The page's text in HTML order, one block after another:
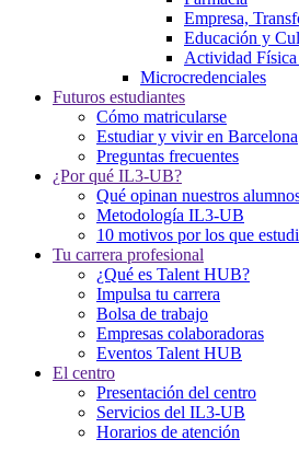
Empresa,
Educación y
Actividad
Microcredenciales
Futuros estudiantes
Cómo matricularse
Estudiar y vivir en Barcelona
Preguntas frecuentes
¿Por qué IL3-UB?
Qué opinan nuestros
Metodología IL3-UB
10 motivos por los que
Tu carrera profesional
¿Qué es Talent HUB?
Impulsa tu carrera
Bolsa de trabajo
Empresas colaboradoras
Eventos Talent HUB
El centro
Presentación del centro
Servicios del IL3-UB
Horarios de atención